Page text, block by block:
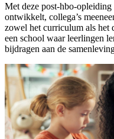
Met deze post-hbo-
ontwikkelt, collega’s
zowel het curriculum als het
een school waar leerlingen
bijdragen aan de